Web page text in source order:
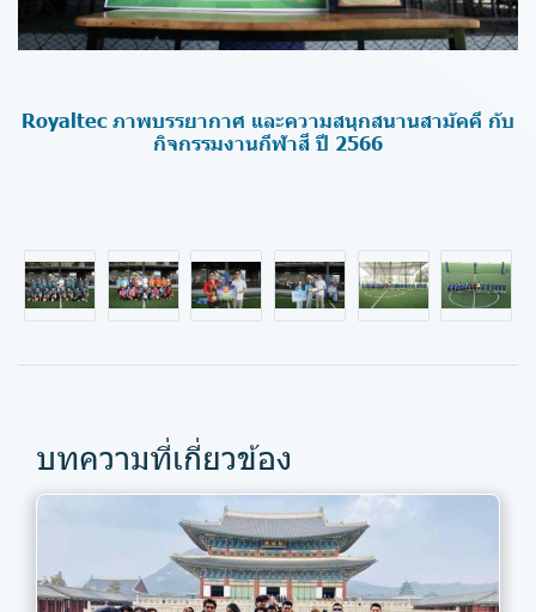
Royaltec ภาพบรรยากาศ และความสนุกสนานสามัคคี กับ
กิจกรรมงานกีฬาสี ปี 2566
บทความที่เกี่ยวข้อง